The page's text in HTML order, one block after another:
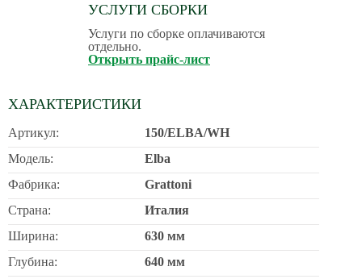
УСЛУГИ СБОРКИ
Услуги по сборке оплачиваются
отдельно.
Открыть прайс-лист
ХАРАКТЕРИСТИКИ
Артикул:
150/ELBA/WH
Модель:
Elba
Фабрика:
Grattoni
Страна:
Италия
Ширина:
630 мм
Глубина:
640 мм